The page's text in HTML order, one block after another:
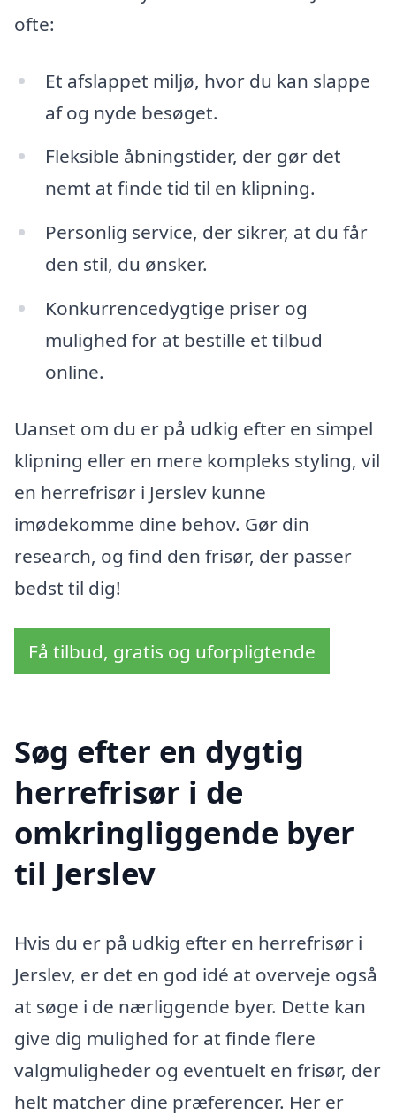
ofte:
Et afslappet miljø, hvor du kan slappe
af og nyde besøget.
Fleksible åbningstider, der gør det
nemt at finde tid til en klipning.
Personlig service, der sikrer, at du får
den stil, du ønsker.
Konkurrencedygtige priser og
mulighed for at bestille et tilbud
online.
Uanset om du er på udkig efter en simpel
klipning eller en mere kompleks styling, vil
en herrefrisør i Jerslev kunne
imødekomme dine behov. Gør din
research, og find den frisør, der passer
bedst til dig!
Få tilbud, gratis og uforpligtende
Søg efter en dygtig
herrefrisør i de
omkringliggende byer
til Jerslev
Hvis du er på udkig efter en herrefrisør i
Jerslev, er det en god idé at overveje også
at søge i de nærliggende byer. Dette kan
give dig mulighed for at finde flere
valgmuligheder og eventuelt en frisør, der
helt matcher dine præferencer. Her er